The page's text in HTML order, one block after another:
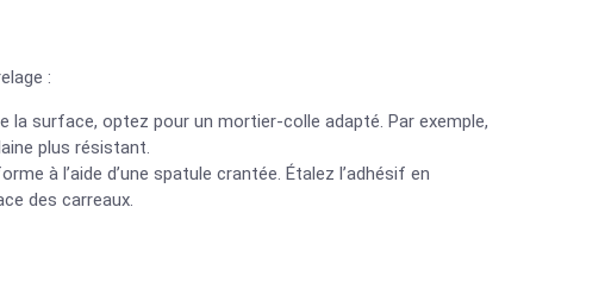
:
la surface, optez pour un mortier-colle adapté. Par exemple,
plus résistant.
à l’aide d’une spatule crantée. Étalez l’adhésif en
des carreaux.